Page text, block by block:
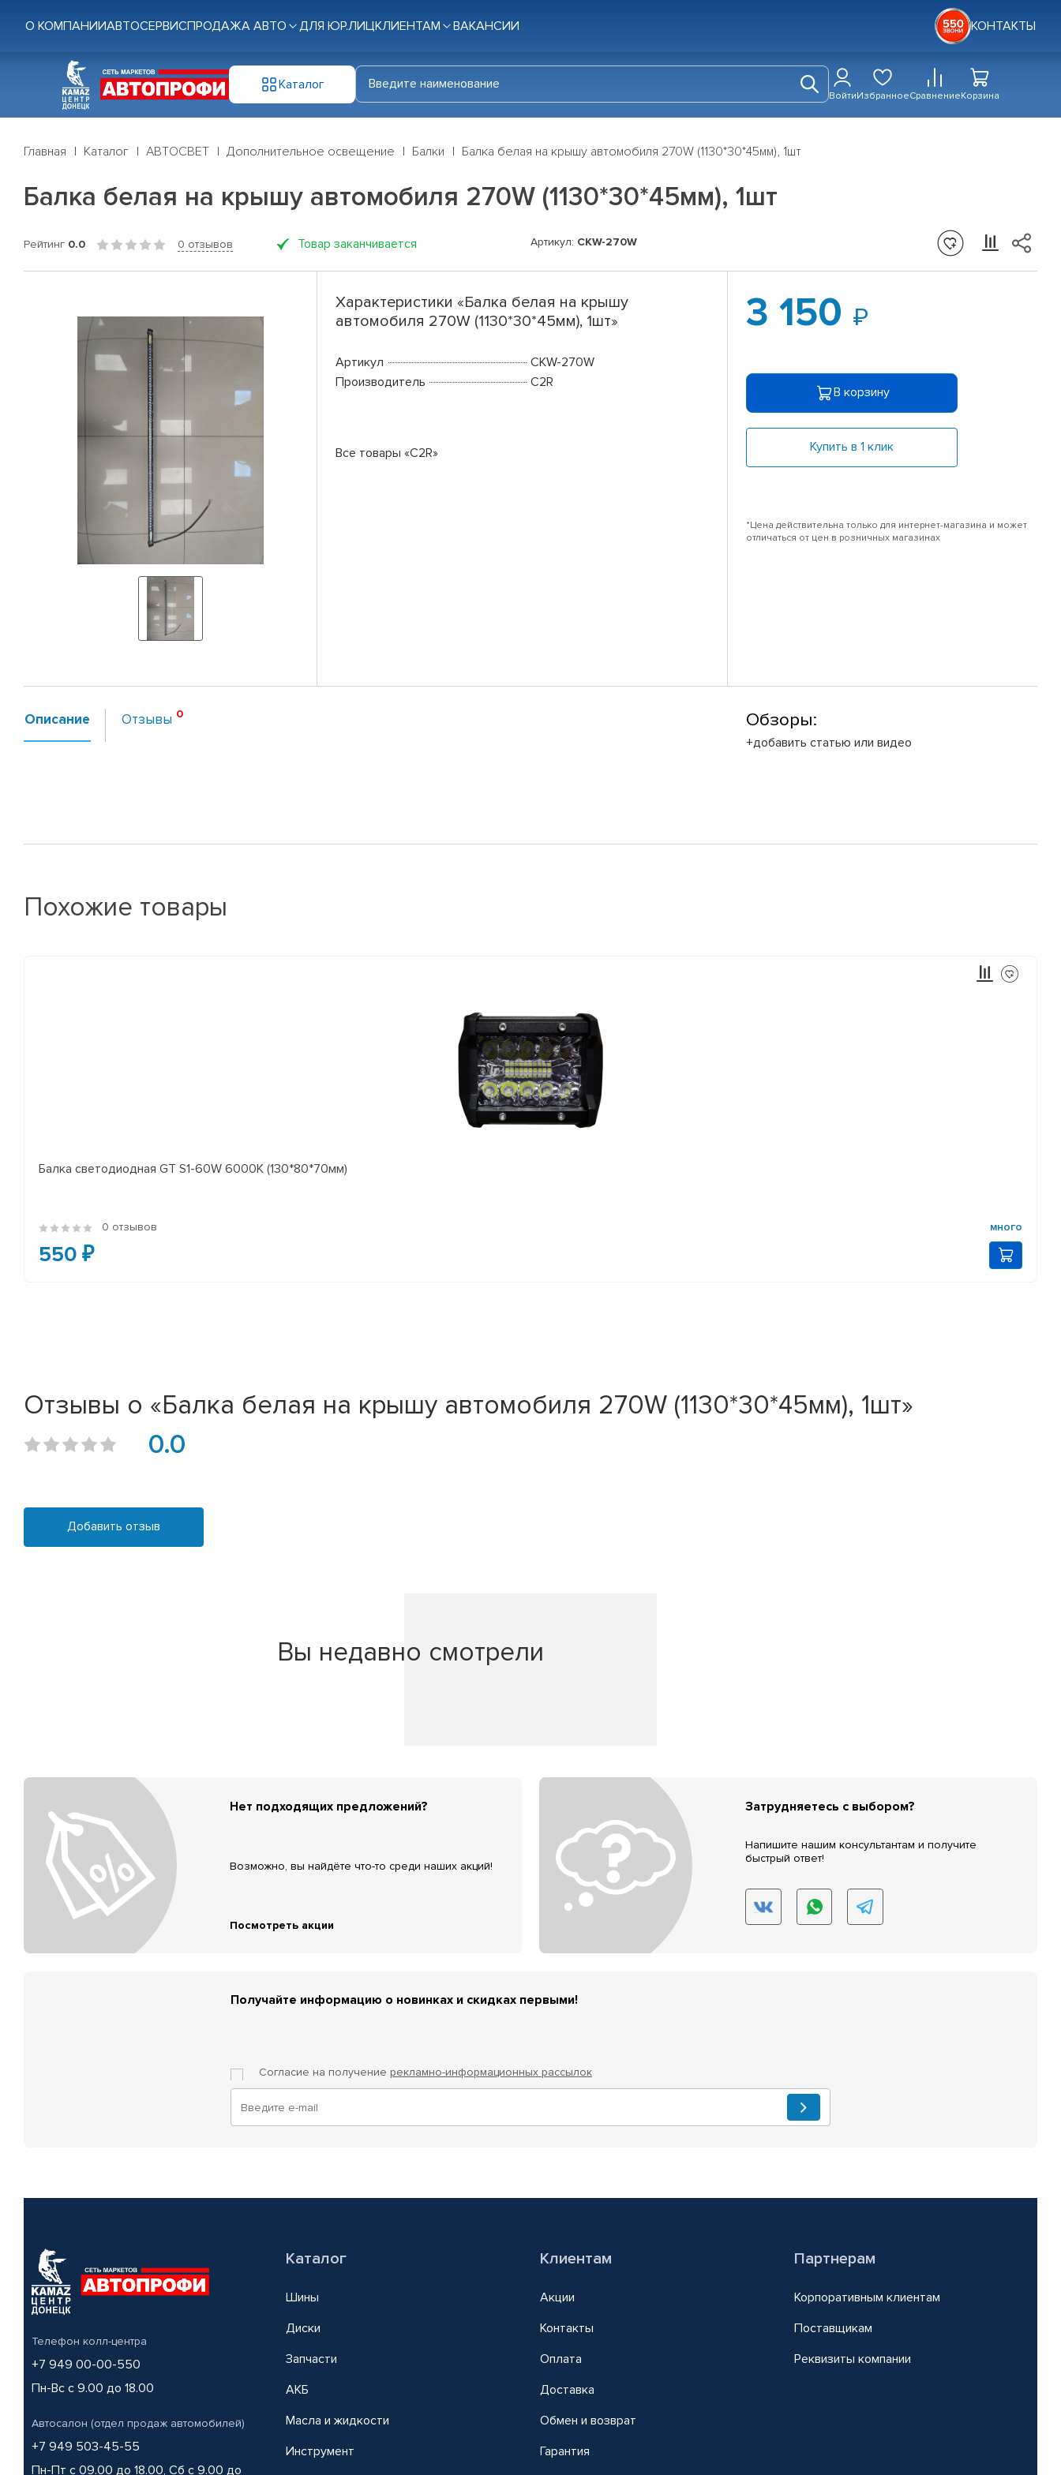
О КОМПАНИИАВТОСЕРВИСПРОДАЖА АВТО ДЛЯ ЮР.ЛИЦКЛИЕНТАМ ВАКАНСИИ КОНТАКТЫ
Каталог
ВойтиИзбранноеСравнениеКорзина
Главная Каталог АВТОСВЕТ Дополнительное освещение Балки Балка белая на крышу автомобиля 270W (1130*30*45мм), 1шт
Балка белая на крышу автомобиля 270W (1130*30*45мм), 1шт
Рейтинг 0.0 0 отзывов Товар заканчивается Артикул: CKW-270W
Характеристики «Балка белая на крышу
автомобиля 270W (1130*30*45мм), 1шт»
Артикул
CKW-270W
Производитель
C2R
Все товары «C2R»
3 150
В корзину
Купить в 1 клик
*Цена действительна только для интернет-магазина и может
отличаться от цен в розничных магазинах
Описание Отзывы Обзоры:
+добавить статью или видео
Похожие товары
Балка светодиодная GT S1-60W 6000K (130*80*70мм)
0 отзывов много
550 ₽
Отзывы о «Балка белая на крышу автомобиля 270W (1130*30*45мм), 1шт»
0.0
Добавить отзыв
Вы недавно смотрели
Нет подходящих предложений?
Возможно, вы найдёте что-то среди наших акций!
Посмотреть акции
Затрудняетесь с выбором?
Напишите нашим консультантам и получите
быстрый ответ!
Получайте информацию о новинках и скидках первыми!
Согласие на получение рекламно-информационных рассылок
Телефон колл-центра
+7 949 00-00-550
Пн-Вс с 9.00 до 18.00
Автосалон (отдел продаж автомобилей)
+7 949 503-45-55
Пн-Пт с 09.00 до 18.00, Сб с 9.00 до
Каталог
Шины
Диски
Запчасти
АКБ
Масла и жидкости
Инструмент
Клиентам
Акции
Контакты
Оплата
Доставка
Обмен и возврат
Гарантия
Партнерам
Корпоративным клиентам
Поставщикам
Реквизиты компании